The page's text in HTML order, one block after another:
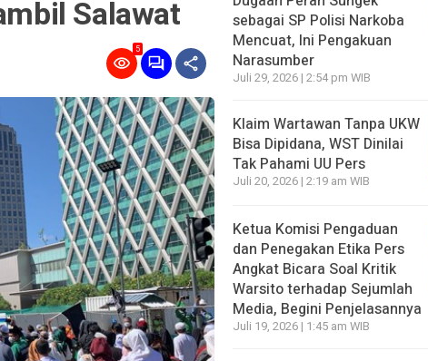
Salawat
5
sebagai SP Polisi Narkoba
Mencuat, Ini Pengakuan
Narasumber
Juli 29, 2026 | 2:54 pm WIB
Klaim Wartawan Tanpa UKW
Bisa Dipidana, WST Dinilai
Tak Pahami UU Pers
Juli 20, 2026 | 2:19 am WIB
Ketua Komisi Pengaduan
dan Penegakan Etika Pers
Angkat Bicara Soal Kritik
Warsito terhadap Sejumlah
Media, Begini Penjelasannya
Juli 19, 2026 | 1:45 am WIB